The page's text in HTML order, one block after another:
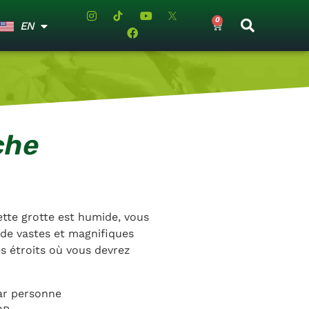
EN
ES
0
grotte est humide, vous
vastes et magnifiques
étroits où vous devrez
personne